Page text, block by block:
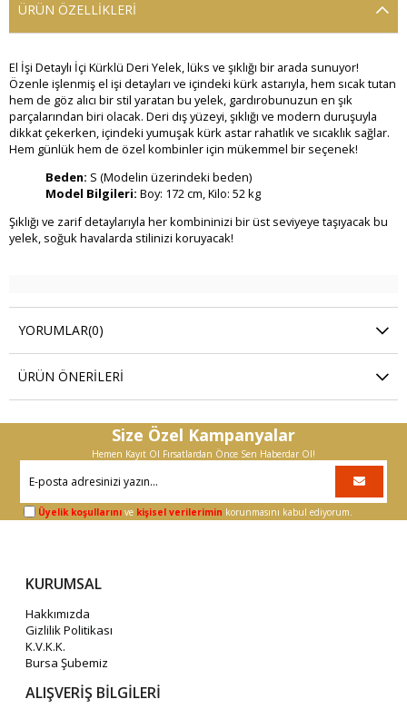
ÜRÜN ÖZELLIKLERI
El İşi Detaylı İçi Kürklü Deri Yelek, lüks ve şıklığı bir arada sunuyor!
Özenle işlenmiş el işi detayları ve içindeki kürk astarıyla, hem sıcak tutan
hem de göz alıcı bir stil yaratan bu yelek, gardırobunuzun en şık
parçalarından biri olacak. Deri dış yüzeyi, şıklığı ve modern duruşuyla
dikkat çekerken, içindeki yumuşak kürk astar rahatlık ve sıcaklık sağlar.
Hem günlük hem de özel kombinler için mükemmel bir seçenek!
Beden: S (Modelin üzerindeki beden)
Model Bilgileri: Boy: 172 cm, Kilo: 52 kg
Şıklığı ve zarif detaylarıyla her kombininizi bir üst seviyeye taşıyacak bu
yelek, soğuk havalarda stilinizi koruyacak!
YORUMLAR(0)
ÜRÜN ÖNERILERI
Size Özel Kampanyalar
Hemen Kayıt Ol Fırsatlardan Önce Sen Haberdar Ol!
Üyelik koşullarını ve kişisel verilerimin korunmasını kabul ediyorum.
KURUMSAL
Hakkımızda
Gizlilik Politikası
K.V.K.K.
Bursa Şubemiz
ALIŞVERİŞ BİLGİLERİ